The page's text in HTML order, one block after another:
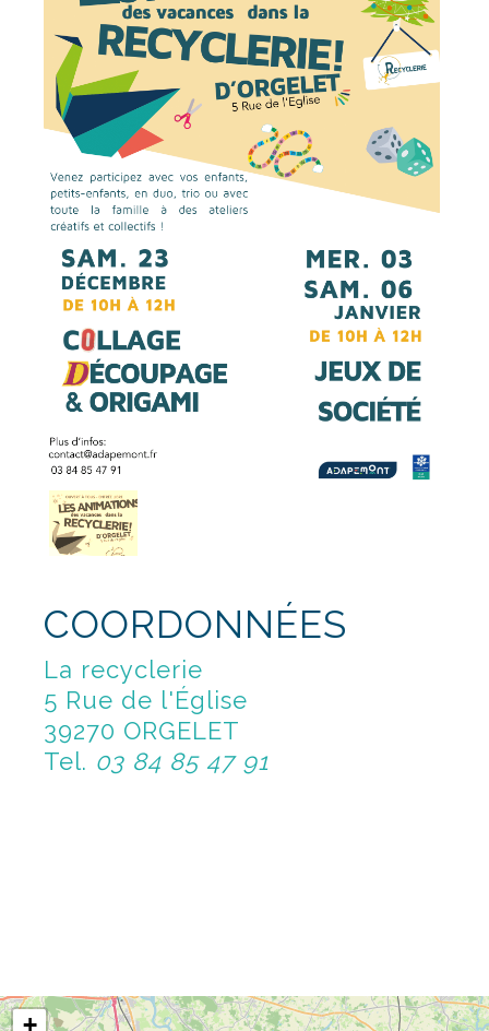
COORDONNÉES
La recyclerie
5 Rue de l'Église
39270 ORGELET
Tel. 03 84 85 47 91
+